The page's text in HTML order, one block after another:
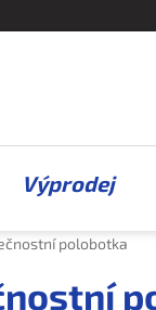
Výprodej
polobotka